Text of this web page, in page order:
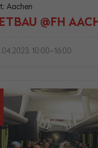
Aachen
@FH
10:00–16:00